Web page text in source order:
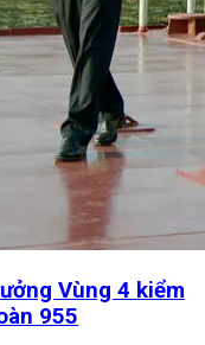
Vùng 4 kiểm
955